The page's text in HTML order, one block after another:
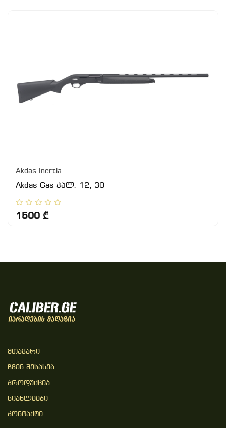
Akdas Inertia
Akdas Gas კალ. 12, 30
1500 ₾
Მთავარი
Ჩვენ Შესახებ
Პროდუქცია
Სიახლეები
Კონტაქტი